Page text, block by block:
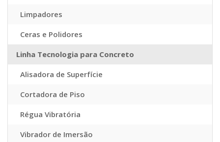
Limpadores
Ceras e Polidores
Linha Tecnologia para Concreto
Alisadora de Superfície
Cortadora de Piso
Régua Vibratória
Vibrador de Imersão